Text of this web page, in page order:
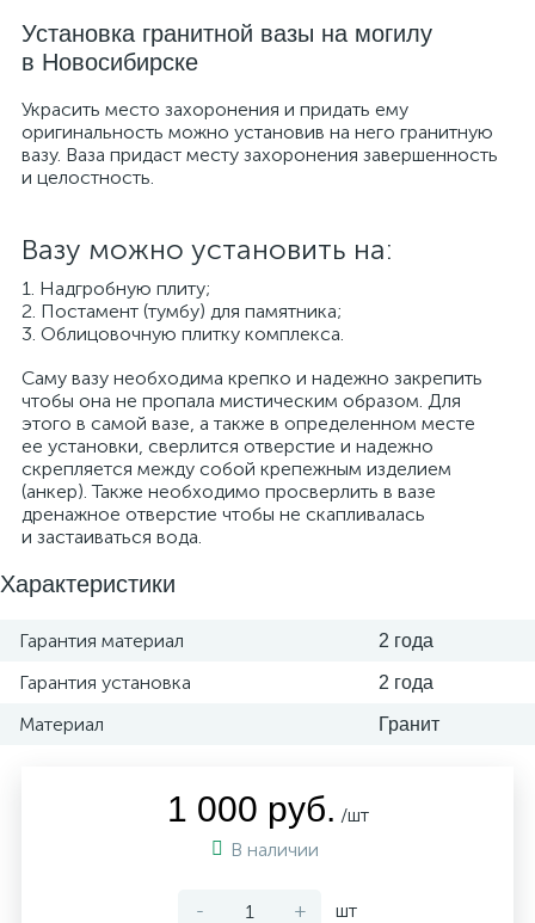
Установка гранитной вазы на могилу
в Новосибирске
Украсить место захоронения и придать ему
оригинальность можно установив на него гранитную
вазу. Ваза придаст месту захоронения завершенность
и целостность.
Вазу можно установить на:
1. Надгробную плиту;
2. Постамент (тумбу) для памятника;
3. Облицовочную плитку комплекса.
Саму вазу необходима крепко и надежно закрепить
чтобы она не пропала мистическим образом. Для
этого в самой вазе, а также в определенном месте
ее установки, сверлится отверстие и надежно
скрепляется между собой крепежным изделием
(анкер). Также необходимо просверлить в вазе
дренажное отверстие чтобы не скапливалась
и застаиваться вода.
Характеристики
Гарантия материал 2 года
Гарантия установка 2 года
Материал Гранит
1 000 руб. /шт
В наличии
- + шт